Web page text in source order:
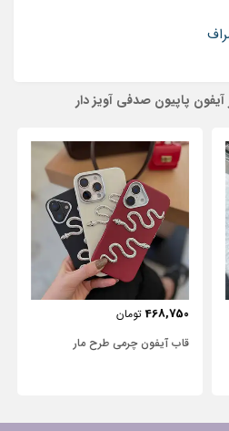
پاپیون صدفی آویز دار
443,750 تومان
قاب آیفون شفاف با پاپیون سفید و